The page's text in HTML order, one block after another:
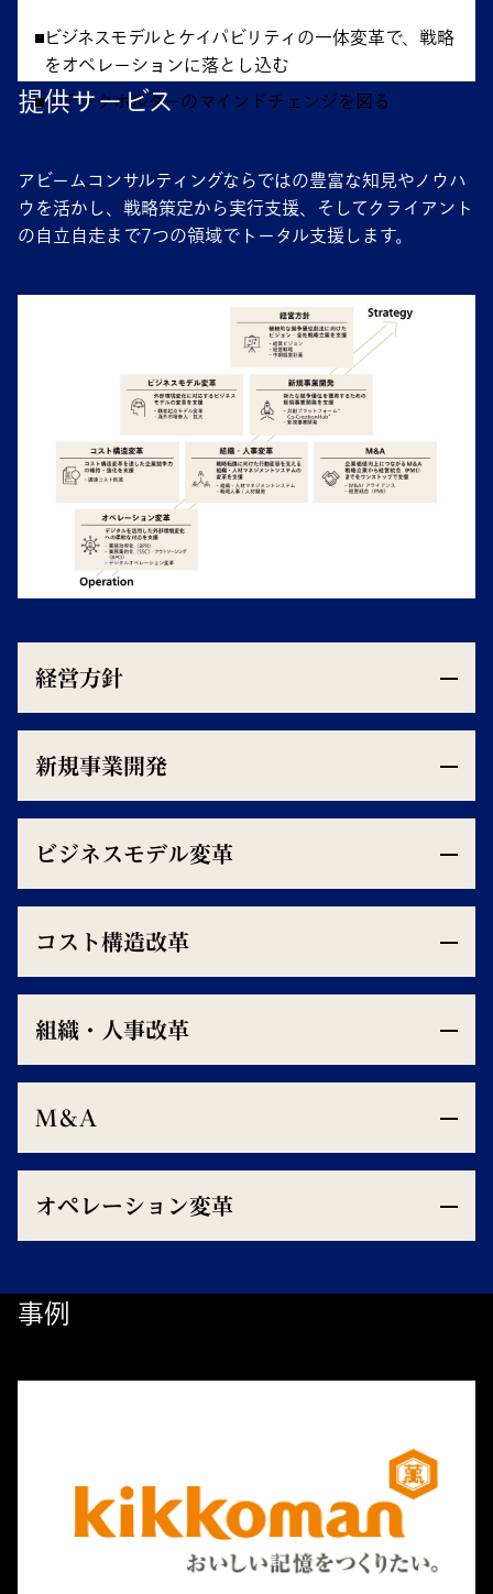
ビジネスモデルとケイパビリティの一体変革で、戦略
をオペレーションに落とし込む
ステークホルダーのマインドチェンジを図る
提供サービス
アビームコンサルティングならではの豊富な知見やノウハ
ウを活かし、戦略策定から実行支援、そしてクライアント
の自立自走まで7つの領域でトータル支援します。
経営方針
新規事業開発
ビジネスモデル変革
コスト構造改革
組織・人事改革
M＆A
オペレーション変革
事例